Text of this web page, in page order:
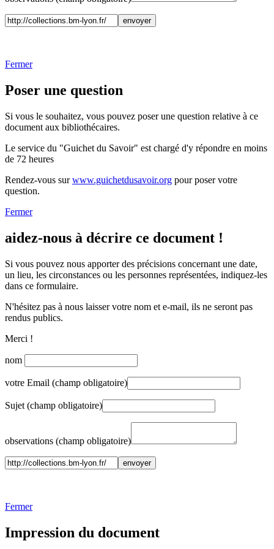
Fermer
Poser une question
Si vous le souhaitez, vous pouvez poser une question relative à ce
document aux bibliothécaires.
Le service du "Guichet du Savoir" est chargé d'y répondre en moins
de 72 heures
Rendez-vous surwww.guichetdusavoir.org pour poser votre
question.
Fermer
aidez-nous à décrire ce document !
Si vous pouvez nous apporter des précisions concernant une date,
un lieu, les circonstances ou les personnes représentées, indiquez-les
dans ce formulaire.
N'hésitez pas à nous laisser votre nom et e-mail, ils ne seront pas
rendus publics.
Merci !
nom
votre Email (champ obligatoire)
Sujet (champ obligatoire)
observations (champ obligatoire)
Fermer
Impression du document